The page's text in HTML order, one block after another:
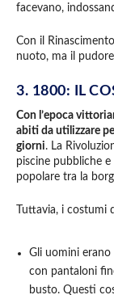
facevano,
Con il
nuoto, ma il
3. 1800: IL
Con l’epoca
abiti da utilizzare
giorni. La
piscine pubbliche
popolare tra la
Tuttavia, i costumi
Gli uomini erano
con pantaloni
busto. Questi